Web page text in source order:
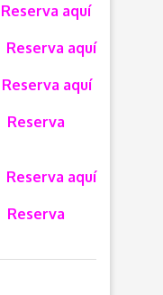
Reserva aquí
Reserva aquí
Reserva aquí
Reserva
Reserva aquí
Reserva